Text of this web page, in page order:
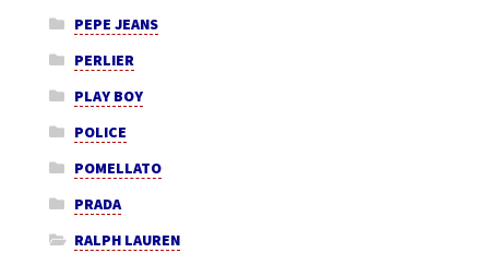
PEPE JEANS
PERLIER
PLAY BOY
POLICE
POMELLATO
PRADA
RALPH LAUREN